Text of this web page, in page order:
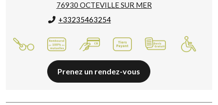
76930 OCTEVILLE SUR MER
+33235463254
Prenez un rendez-vous